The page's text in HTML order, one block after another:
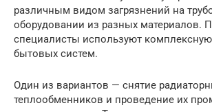
различным видом загрязнений на
оборудовании из разных материалов.
специалисты используют комплексную
бытовых систем.
Один из вариантов — снятие
теплообменников и проведение их